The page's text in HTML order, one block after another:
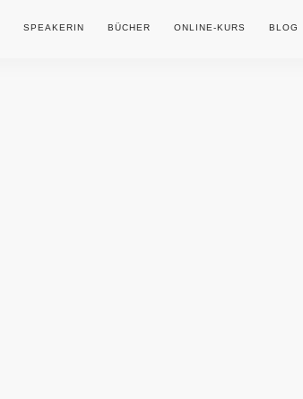
SPEAKERIN BÜCHER ONLINE-KURS BLOG